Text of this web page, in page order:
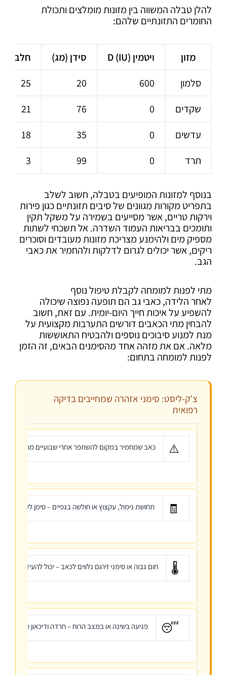
להלן טבלה המשווה בין מזונות מומלצים ותכולת
החומרים התזונתיים שלהם:
מזון ויטמין D (IU) סידן (מג)
חלבון
סלמון
600
20
25
שקדים
0
76
21
עדשים
0
35
18
תרד
0
99
3
בנוסף למזונות המופיעים בטבלה, חשוב לשלב
בתפריט מקורות מגוונים של סיבים תזונתיים כגון פירות
וירקות טריים, אשר מסייעים בשמירה על משקל תקין
ותומכים בבריאות העמוד השדרה. אל תשכחי לשתות
מספיק מים ולהימנע מצריכת מזונות מעובדים וסוכרים
ריקים, אשר יכולים לגרום לדלקות ולהחמיר את כאבי
הגב.
מתי לפנות למומחה לקבלת טיפול נוסף
לאחר הלידה, כאבי גב הם תופעה נפוצה שיכולה
להשפיע על איכות חייך היום-יומית. עם זאת, חשוב
להבחין מתי הכאבים דורשים התערבות מקצועית על
מנת למנוע סיבוכים נוספים ולהבטיח התאוששות
מלאה. אם את מזהה אחד מהסימנים הבאים, זה הזמן
לפנות למומחה בתחום:
צ’ק-ליסט: סימני אזהרה שמחייבים בדיקה
רפואית
⚠️ כאב שמחמיר במקום להשתפר אחרי שבועיים מהלידה – עיסוי טיפולי הוכח
🧾 תחושת נימול, עקצוץ או חולשה בגפיים – סימן לעצב
🌡️ חום גבוה או סימני זיהום נלווים לכאב – יכול להעיד על
😴 פגיעה בשינה או במצב הרוח – חרדה ודיכאון מתועדים